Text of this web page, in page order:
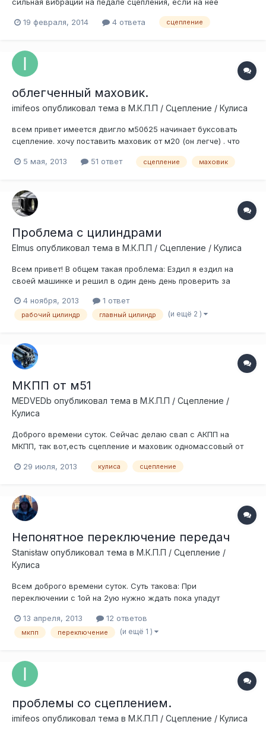
это конец подшипнику или чему-то ещё?
19 февраля, 2014 4 ответа сцепление
облегченный маховик.
imifeos опубликовал тема в М.К.П.П / Сцепление / Кулиса
всем привет имеется двигло м50б25 начинает буксовать
сцепление. хочу поставить маховик от м20 (он легче) . что
5 мая, 2013
51 ответ сцепление маховик
Проблема с цилиндрами
Elmus опубликовал тема в М.К.П.П / Сцепление / Кулиса
Всем привет! В общем такая проблема: Ездил я ездил на
своей машинке и решил в один день день проверить за
начал туда сюда до сотни разгонять (соответственно
обороты по максимальному). После этого удовлетворенный
4 ноября, 2013 1 ответ
рабочий цилиндр главный цилиндр (и ещё 2 )
МКПП от м51
MEDVEDb опубликовал тема в М.К.П.П / Сцепление /
Кулиса
Доброго времени суток. Сейчас делаю свап с АКПП на
МКПП, так вот,есть сцепление и маховик одномассовый от
работать. Я в курсе что на дизелях двухмассовые
что лучше будет одномассовый(т.е н...
29 июля, 2013 кулиса сцепление
Непонятное переключение передач
Stanisław опубликовал тема в М.К.П.П / Сцепление /
Кулиса
Всем доброго времени суток. Суть такова: При
переключении с 1ой на 2ую нужно ждать пока упадут
включается как бы в два этапа, сперва проваливается
только чуть чуть, а потом уже включается полностью. Из-за
13 апреля, 2013 12 ответов
мкпп переключение (и ещё 1 )
проблемы со сцеплением.
imifeos опубликовал тема в М.К.П.П / Сцепление / Кулиса